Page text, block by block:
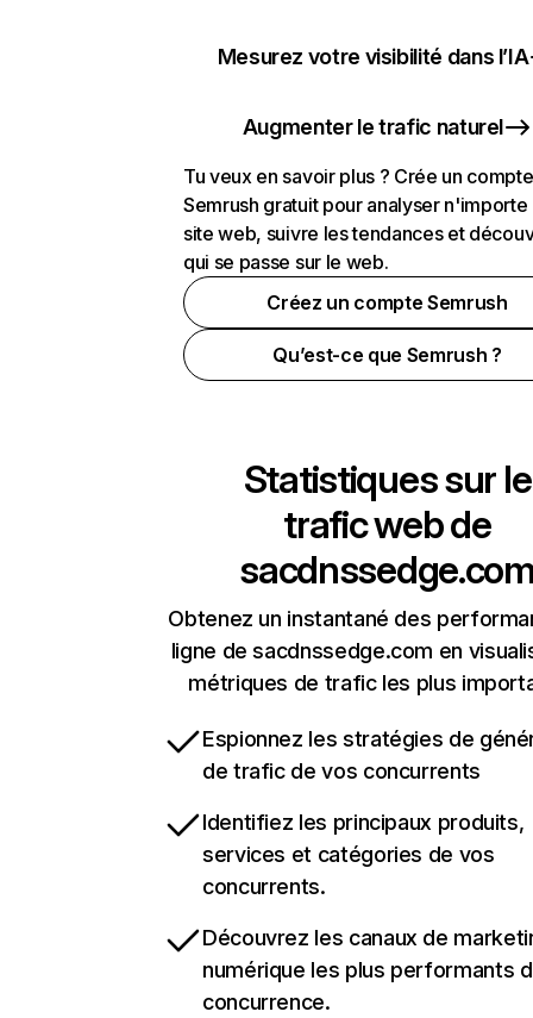
Mesurez votre visibilité dans l’IA
Augmenter le trafic naturel
Tu veux en savoir plus ? Crée un compte
Semrush gratuit pour analyser n'importe
site web, suivre les tendances et
qui se passe sur le web.
Créez un compte Semrush
Qu’est-ce que Semrush ?
Statistiques sur le
trafic web de
Obtenez un instantané des
ligne de sacdnssedge.com en
métriques de trafic les plus
Espionnez les stratégies de
de trafic de vos concurrents
Identifiez les principaux produits,
services et catégories de vos
concurrents.
Découvrez les canaux de
numérique les plus performants
concurrence.